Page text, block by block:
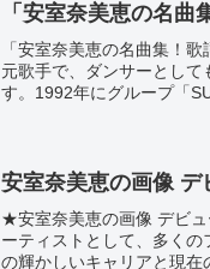
「安室奈美恵の名曲
「安室奈美恵の名曲集！
元歌手で、ダンサーとし
す。1992年にグループ「
安室奈美恵の画像
★安室奈美恵の画像 デビ
ーティストとして、多く
の輝かしいキャリアと現在